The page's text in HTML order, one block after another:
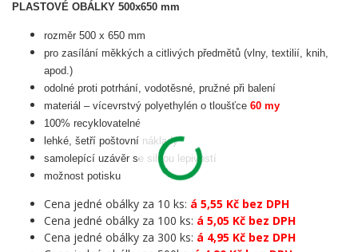
PLASTOVÉ OBÁLKY 500x650 mm
rozměr 500 x 650 mm
pro zasílání měkkých a citlivých předmětů (vlny, textilií, knih,
apod.)
odolné proti potrhání, vodotěsné, pružné při balení
materiál – vícevrstvý polyethylén o tloušťce 60 my
100% recyklovatelné
lehké, šetří poštovní náklady
samolepící uzávěr se silnou lepivostí
možnost potisku
Cena jedné obálky za 10 ks: á 5,55 Kč bez DPH
Cena jedné obálky za 100 ks: á 5,05 Kč bez DPH
Cena jedné obálky za 300 ks: á 4,95 Kč bez DPH